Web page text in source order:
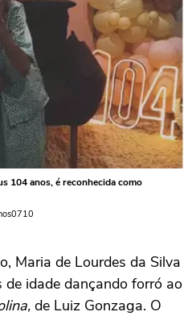
104 anos, é reconhecida como
Maria de Lourdes da Silva
idade dançando forró ao
de Luiz Gonzaga. O